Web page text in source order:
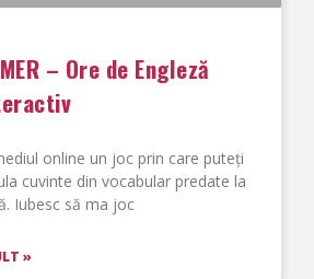
– Ore de Engleză
online un joc prin care puteți
cuvinte din vocabular predate la
Iubesc să ma joc
»